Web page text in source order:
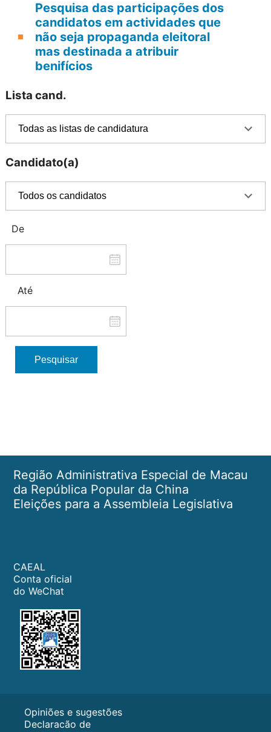
Pesquisa das participações dos
candidatos em actividades que
não seja propaganda eleitoral
mas destinada a atribuir
benifícios
Lista cand.
Candidato(a)
De
Até
Pesquisar
Região Administrativa Especial de Macau
da República Popular da China
Eleições para a Assembleia Legislativa
CAEAL
Conta oficial
do WeChat
Opiniões e sugestões
Declaracão de